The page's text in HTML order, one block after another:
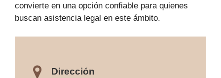
convierte en una opción confiable para quienes
buscan asistencia legal en este ámbito.
Dirección